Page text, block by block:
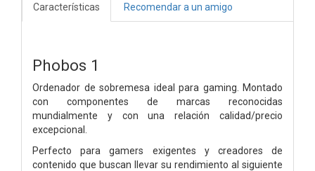
Características Recomendar a un amigo
Phobos 1
Ordenador de sobremesa ideal para gaming. Montado
con componentes de marcas reconocidas
mundialmente y con una relación calidad/precio
excepcional.
Perfecto para gamers exigentes y creadores de
contenido que buscan llevar su rendimiento al siguiente